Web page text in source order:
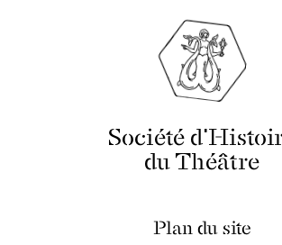
Société
du Théâtre
Plan du site